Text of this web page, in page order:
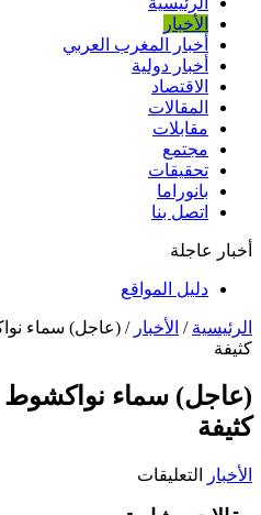
الأخبار
أخبار المغرب العربي
أخبار دولية
الاقتصاد
المقالات
مقابلات
مجتمع
تحقيقات
بانوراما
اتصل بنا
أخبار عاجلة
دليل المواقع
الرئيسية / الأخبار / (عاجل) سماء
كثيفة
(عاجل) سماء نواكشوط
كثيفة
الأخبار التعليقات